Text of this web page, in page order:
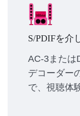
S/PDIFを介
AC-3または
デコーダー
で、視聴体